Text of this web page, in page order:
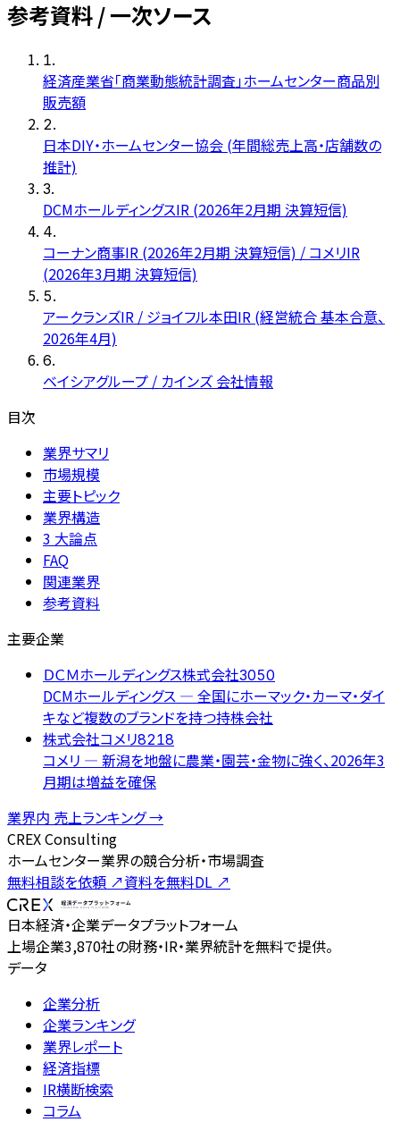
参考資料 / 一次ソース
1.
経済産業省「商業動態統計調査」ホームセンター商品別
販売額
2.
日本DIY・ホームセンター協会 (年間総売上高・店舗数の
推計)
3.
DCMホールディングスIR (2026年2月期 決算短信)
4.
コーナン商事IR (2026年2月期 決算短信) / コメリIR
(2026年3月期 決算短信)
5.
アークランズIR / ジョイフル本田IR (経営統合 基本合意、
2026年4月)
6.
ベイシアグループ / カインズ 会社情報
目次
業界サマリ
市場規模
主要トピック
業界構造
3 大論点
FAQ
関連業界
参考資料
主要企業
ＤＣＭホールディングス株式会社3050
DCMホールディングス — 全国にホーマック・カーマ・ダイ
キなど複数のブランドを持つ持株会社
株式会社コメリ8218
コメリ — 新潟を地盤に農業・園芸・金物に強く、2026年3
月期は増益を確保
業界内 売上ランキング →
CREX Consulting
ホームセンター業界の競合分析・市場調査
無料相談を依頼 ↗資料を無料DL ↗
日本経済・企業データプラットフォーム
上場企業3,870社の財務・IR・業界統計を無料で提供。
データ
企業分析
企業ランキング
業界レポート
経済指標
IR横断検索
コラム